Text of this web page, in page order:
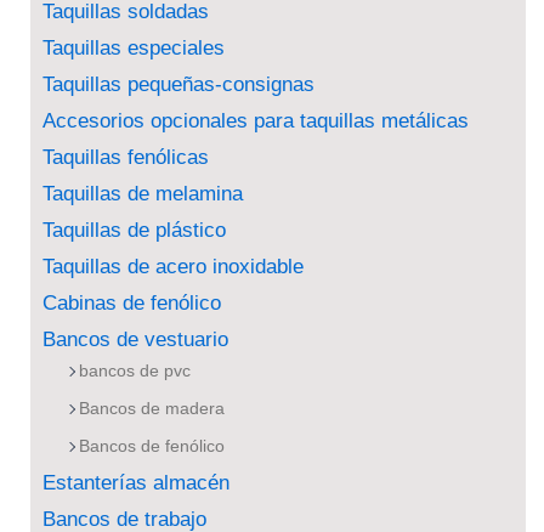
Taquillas soldadas
Taquillas especiales
Taquillas pequeñas-consignas
Accesorios opcionales para taquillas metálicas
Taquillas fenólicas
Taquillas de melamina
Taquillas de plástico
Taquillas de acero inoxidable
Cabinas de fenólico
Bancos de vestuario
bancos de pvc
Bancos de madera
Bancos de fenólico
Estanterías almacén
Bancos de trabajo